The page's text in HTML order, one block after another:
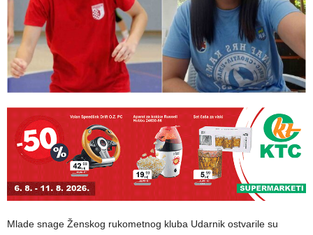
Mlade snage Ženskog rukometnog kluba Udarnik ostvarile su